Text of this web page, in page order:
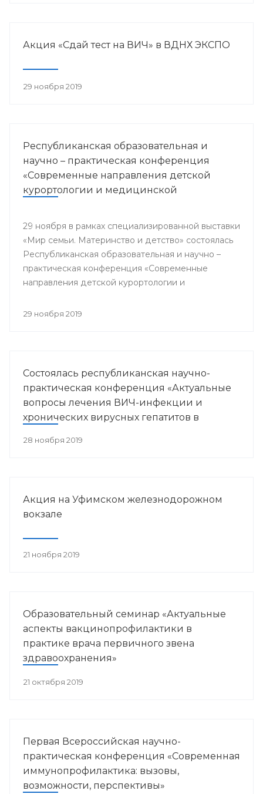
Акция «Сдай тест на ВИЧ» в ВДНХ ЭКСПО
29 ноября 2019
Республиканская образовательная и
научно – практическая конференция
«Современные направления детской
курортологии и медицинской
29 ноября в рамках специализированной выставки
«Мир семьи. Материнство и детство» состоялась
Республиканская образовательная и научно –
практическая конференция «Современные
направления детской курортологии и
29 ноября 2019
Состоялась республиканская научно-
практическая конференция «Актуальные
вопросы лечения ВИЧ-инфекции и
хронических вирусных гепатитов в
28 ноября 2019
Акция на Уфимском железнодорожном
вокзале
21 ноября 2019
Образовательный семинар «Актуальные
аспекты вакцинопрофилактики в
практике врача первичного звена
здравоохранения»
21 октября 2019
Первая Всероссийская научно-
практическая конференция «Современная
иммунопрофилактика: вызовы,
возможности, перспективы»